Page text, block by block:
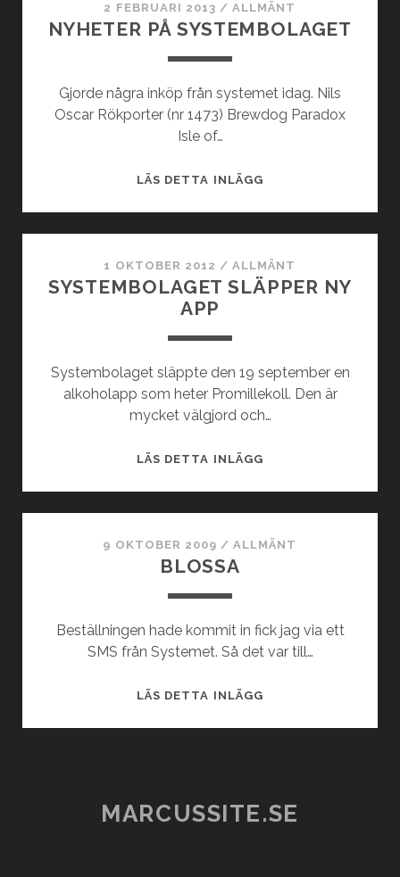
2 FEBRUARI 2013 /ALLMÄNT
NYHETER PÅ SYSTEMBOLAGET
Gjorde några inköp från systemet idag. Nils
Oscar Rökporter (nr 1473) Brewdog Paradox
Isle of…
LÄS DETTA INLÄGGNYHETER
1 OKTOBER 2012 /ALLMÄNT
SYSTEMBOLAGET SLÄPPER NY
APP
Systembolaget släppte den 19 september en
alkoholapp som heter Promillekoll. Den är
mycket välgjord och…
LÄS DETTA INLÄGGSYSTEMBOLAGET
9 OKTOBER 2009 /ALLMÄNT
BLOSSA
Beställningen hade kommit in fick jag via ett
SMS från Systemet. Så det var till…
LÄS DETTA INLÄGGBLOSSA
MARCUSSITE.SE